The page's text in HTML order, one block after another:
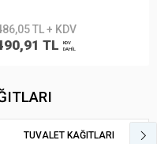
TL + KDV
TL
KDV
DAHİL
TUVALET KAĞITLARI